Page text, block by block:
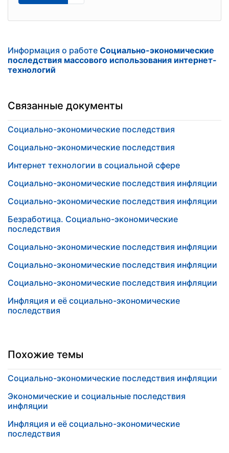
Информация о работе Социально-экономические
последствия массового использования интернет-
технологий
Связанные документы
Социально-экономические последствия
Социально-экономические последствия
Интернет технологии в социальной сфере
Социально-экономические последствия инфляции
Социально-экономические последствия инфляции
Безработица. Социально-экономические
последствия
Социально-экономические последствия инфляции
Социально-экономические последствия инфляции
Социально-экономические последствия инфляции
Инфляция и её социально-экономические
последствия
Похожие темы
Социально-экономические последствия инфляции
Экономические и социальные последствия
инфляции
Инфляция и её социально-экономические
последствия